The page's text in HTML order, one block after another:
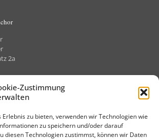
Zustimmung
zu bieten, verwenden wir Technologien wie
zu speichern und/oder darauf
diesen Technologien zustimmst, können wir Daten
2a
8505373